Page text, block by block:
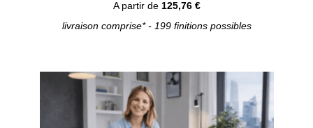
A partir de 125,76 €
livraison comprise* - 199 finitions possibles
Configurer